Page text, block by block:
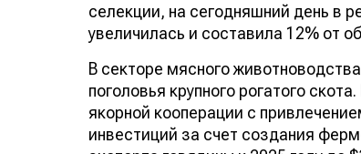
селекции, на сегодняшний день в
увеличилась и составила 12% от
В секторе мясного
поголовья крупного рогатого
якорной кооперации с
инвестиций за счет создания